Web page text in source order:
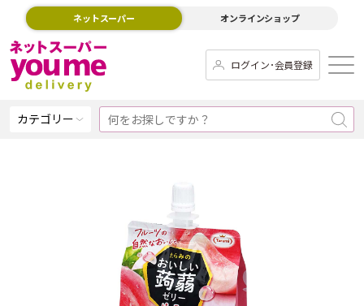
ネットスーパー オンラインショップ
ログイン･会員登録
カテゴリー